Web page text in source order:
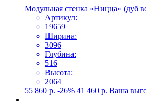
Модульная стенка «Ницца» (дуб
Артикул:
19659
Ширина:
3096
Глубина:
516
Высота:
2064
55 860р. -26% 41 460 р. Ваша